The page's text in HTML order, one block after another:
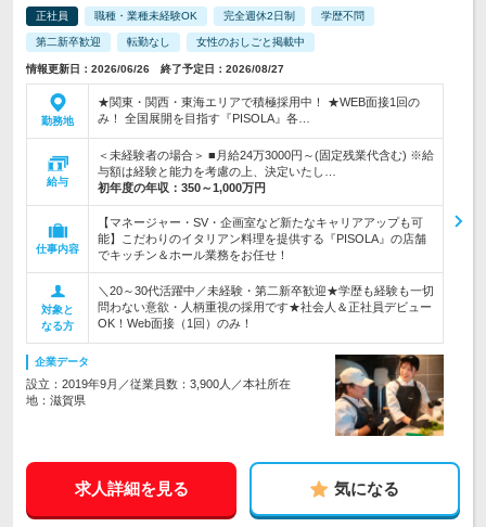
正社員 職種・業種未経験OK 完全週休2日制 学歴不問
第二新卒歓迎 転勤なし 女性のおしごと掲載中
情報更新日：2026/06/26 終了予定日：2026/08/27
勤務地
★関東・関西・東海エリアで積極採用中！ ★WEB面接1回の
み！ 全国展開を目指す『PISOLA』各…
給与
＜未経験者の場合＞ ■月給24万3000円～(固定残業代含む) ※給
与額は経験と能力を考慮の上、決定いたし…
初年度の年収： 350～1,000万円
仕事内容
【マネージャー・SV・企画室など新たなキャリアアップも可
能】こだわりのイタリアン料理を提供する『PISOLA』の店舗
でキッチン＆ホール業務をお任せ！
対象と
なる方
＼20～30代活躍中／未経験・第二新卒歓迎★学歴も経験も一切
問わない意欲・人柄重視の採用です★社会人＆正社員デビュー
OK！Web面接（1回）のみ！
企業データ
設立：2019年9月／従業員数：3,900人／本社所在
地：滋賀県
求人詳細を見る 気になる